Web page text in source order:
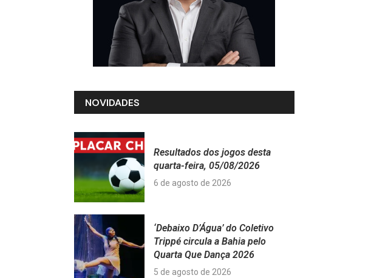
NOVIDADES
Resultados dos jogos desta
quarta-feira, 05/08/2026
6 de agosto de 2026
‘Debaixo D’Água’ do Coletivo
Trippé circula a Bahia pelo
Quarta Que Dança 2026
5 de agosto de 2026